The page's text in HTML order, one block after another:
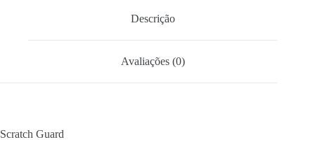
Descrição
Avaliações (0)
Scratch Guard